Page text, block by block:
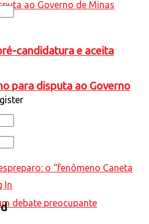
candidatura e aceita
para disputa ao Governo
In